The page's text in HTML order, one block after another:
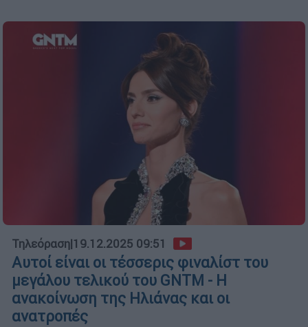
Τηλεόραση|19.12.2025 09:51
Αυτοί είναι οι τέσσερις φιναλίστ του
μεγάλου τελικού του GNTM - Η
ανακοίνωση της Ηλιάνας και οι
ανατροπές